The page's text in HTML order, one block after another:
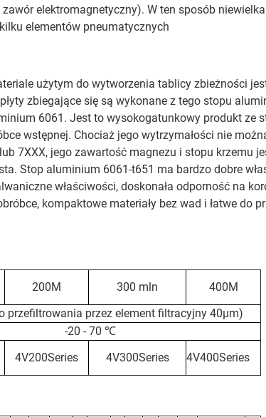
elektromagnetyczny). W ten sposób
elementów pneumatycznych
użytym do wytworzenia tablicy zbieżności
zbiegające się są wykonane z tego stopu
6061. Jest to wysokogatunkowy produkt ze
wstępnej. Chociaż jego wytrzymałości nie
7XXX, jego zawartość magnezu i stopu krzemu
Stop aluminium 6061-t651 ma bardzo dobre
właściwości, doskonała odporność na
kompaktowe materiały bez wad i łatwe do
200M 300 mln
400M
przefiltrowania przez element filtracyjny 40μm)
-20 - 70 ℃
4V200Series 4V300Series 4V400Series